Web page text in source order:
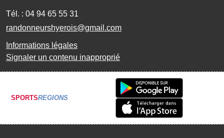
Tél. : 04 94 65 55 31
randonneurshyerois@gmail.com
Informations légales
Signaler un contenu inapproprié
SPORTSREGIONS